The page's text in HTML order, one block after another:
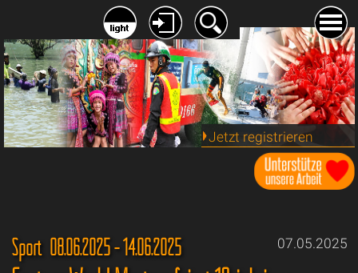
Jetzt registrieren
07.05.2025
Sport 08.06.2025 - 14.06.2025